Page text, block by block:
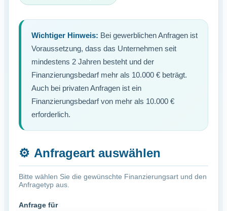
Wichtiger Hinweis: Bei gewerblichen Anfragen ist
Voraussetzung, dass das Unternehmen seit
mindestens 2 Jahren besteht und der
Finanzierungsbedarf mehr als 10.000 € beträgt.
Auch bei privaten Anfragen ist ein
Finanzierungsbedarf von mehr als 10.000 €
erforderlich.
⚙️ Anfrageart auswählen
Bitte wählen Sie die gewünschte Finanzierungsart und den
Anfragetyp aus.
Anfrage für